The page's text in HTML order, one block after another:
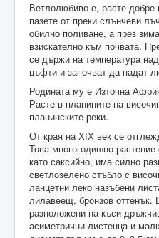
Ветлолюбиво е, расте добре
пазете от преки слънчеви
обилно поливане, а през
взискателно към почвата.
се държи на температура
цъфти и започват да падат
Родината му е Източна
Расте в планините на
планинските реки.
От края на ХІХ век се
Това многогодишно
като саксийно, има силно
светлозелено стъбло с
ланцетни леко назъбени
лилавеещ, бронзов оттенък.
разположени на къси
асиметрични листенца и